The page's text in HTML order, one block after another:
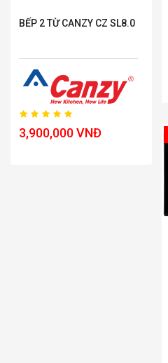
BẾP 2 TỪ CANZY CZ SL8.0
3,900,000 VNĐ